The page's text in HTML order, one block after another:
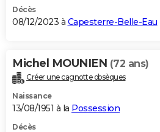
Décès
08/12/2023 à Capesterre-Belle-Eau
Michel MOUNIEN (72 ans)
Créer une cagnotte obsèques
Naissance
13/08/1951 à la Possession
Décès